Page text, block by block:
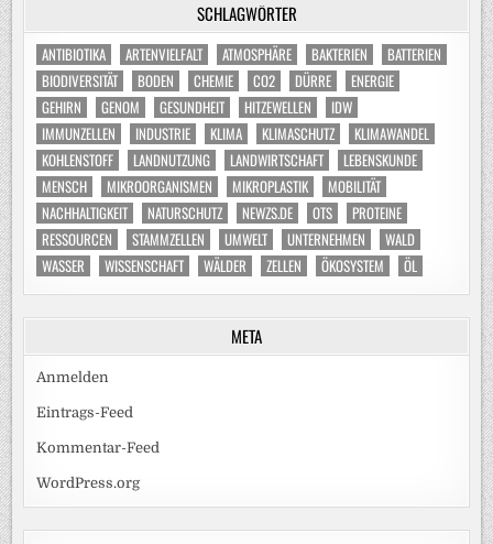
SCHLAGWÖRTER
ANTIBIOTIKA ARTENVIELFALT ATMOSPHÄRE BAKTERIEN
BATTERIEN
BIODIVERSITÄT
BODEN CHEMIE CO2 DÜRRE
ENERGIE
GEHIRN
GENOM GESUNDHEIT HITZEWELLEN
IDW
IMMUNZELLEN
INDUSTRIE KLIMA KLIMASCHUTZ
KLIMAWANDEL
KOHLENSTOFF
LANDNUTZUNG LANDWIRTSCHAFT
LEBENSKUNDE
MENSCH
MIKROORGANISMEN MIKROPLASTIK
MOBILITÄT
NACHHALTIGKEIT
NATURSCHUTZ NEWZS.DE OTS
PROTEINE
RESSOURCEN
STAMMZELLEN UMWELT UNTERNEHMEN
WALD
WASSER
WISSENSCHAFT WÄLDER ZELLEN ÖKOSYSTEM ÖL
META
Anmelden
Eintrags-Feed
Kommentar-Feed
WordPress.org